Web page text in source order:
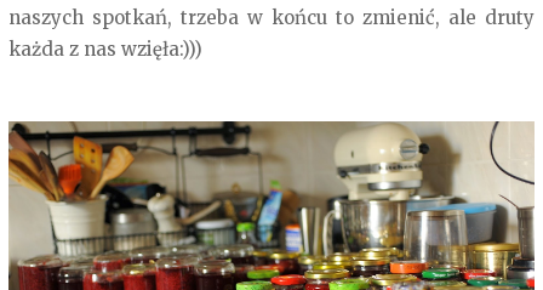
naszych spotkań, trzeba w końcu to zmienić, ale druty
każda z nas wzięła:)))